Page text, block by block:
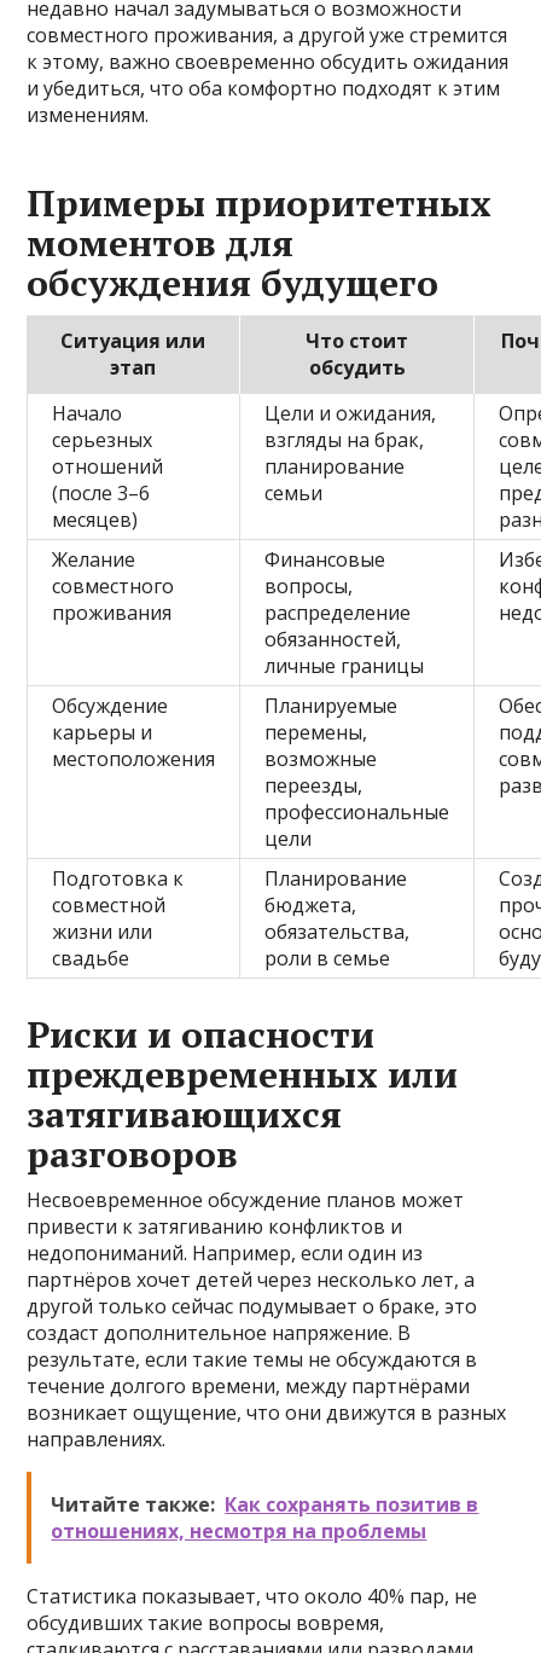
недавно начал задумываться о возможности
совместного проживания, а другой уже стремится
к этому, важно своевременно обсудить ожидания
и убедиться, что оба комфортно подходят к этим
изменениям.
Примеры приоритетных
моментов для
обсуждения будущего
Ситуация или
этап
Что стоит
обсудить
Начало
серьезных
отношений
(после 3–6
месяцев)
Цели и ожидания,
взгляды на брак,
планирование
семьи
Желание
совместного
проживания
Финансовые
вопросы,
распределение
обязанностей,
личные границы
Обсуждение
карьеры и
местоположения
Планируемые
перемены,
возможные
переезды,
профессиональные
цели
Подготовка к
совместной
жизни или
свадьбе
Планирование
бюджета,
обязательства,
роли в семье
Риски и опасности
преждевременных или
затягивающихся
разговоров
Несвоевременное обсуждение планов может
привести к затягиванию конфликтов и
недопониманий. Например, если один из
партнёров хочет детей через несколько лет, а
другой только сейчас подумывает о браке, это
создаст дополнительное напряжение. В
результате, если такие темы не обсуждаются в
течение долгого времени, между партнёрами
возникает ощущение, что они движутся в разных
направлениях.
Читайте также: Как сохранять позитив в
отношениях, несмотря на проблемы
Статистика показывает, что около 40% пар, не
обсудивших такие вопросы вовремя,